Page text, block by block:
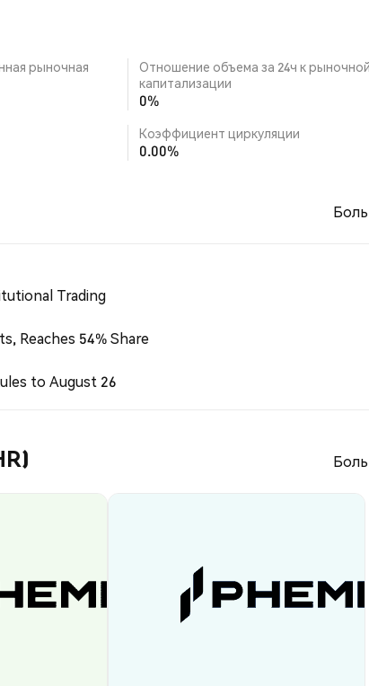
рыночная
Отношение объема за 24ч к
капитализации
0%
Коэффициент циркуляции
0.00%
Trading
Reaches 54% Share
to August 26